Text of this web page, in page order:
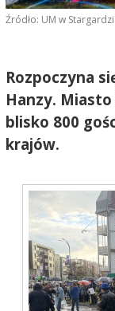
Źródło: UM w
Rozpoczyna
Hanzy.
blisko 800
krajów.